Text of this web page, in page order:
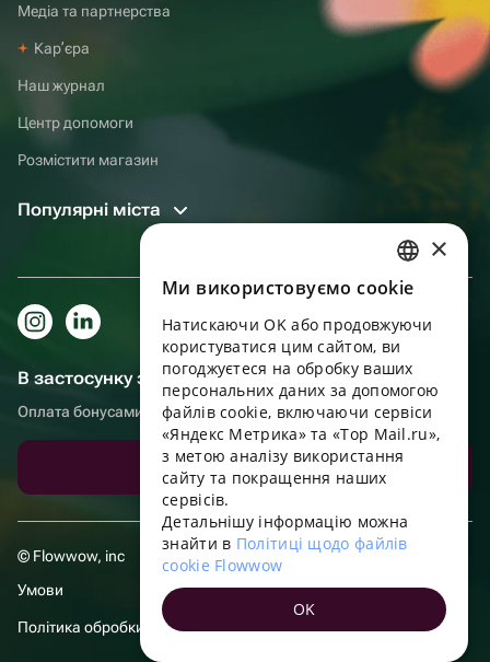
Медіа та партнерства
Карʼєра
Наш журнал
Центр допомоги
Розмістити магазин
Популярні міста
В застосунку зручніше!
Оплата бонусами, самовивіз, зручний чат підтримки
Завантажити додаток
© Flowwow, inc
Умови
Політика обробки даних
RUSSIAN
ENGLISH
UKRAINIAN
PORTUGUESE
SPANISH
HUNGARIAN
FRENCH
TURKISH
×
Ми використовуємо cookie
Натискаючи OK або продовжуючи
користуватися цим сайтом, ви
погоджуєтеся на обробку ваших
персональних даних за допомогою
файлів cookie, включаючи сервіси
«Яндекс Метрика» та «Top Mail.ru»,
з метою аналізу використання
сайту та покращення наших
сервісів.
Детальнішу інформацію можна
знайти в Політиці щодо файлів
cookie Flowwow
OK